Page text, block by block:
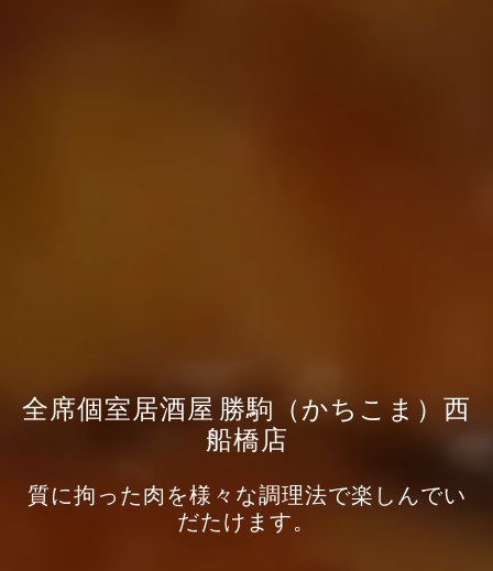
全席個室居酒屋 勝駒（かちこま）西
船橋店
質に拘った肉を様々な調理法で楽しんでい
だたけます。